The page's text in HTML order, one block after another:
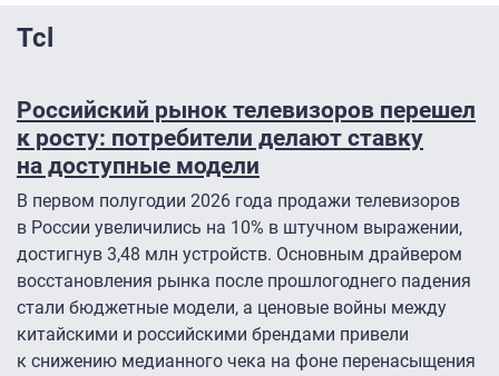
Tcl
Российский рынок телевизоров перешел
к росту: потребители делают ставку
на доступные модели
В первом полугодии 2026 года продажи телевизоров
в России увеличились на 10% в штучном выражении,
достигнув 3,48 млн устройств. Основным драйвером
восстановления рынка после прошлогоднего падения
стали бюджетные модели, а ценовые войны между
китайскими и российскими брендами привели
к снижению медианного чека на фоне перенасыщения